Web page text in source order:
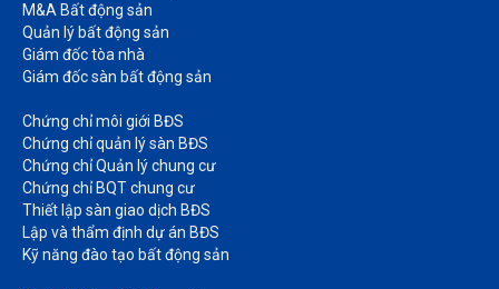
M&A Bất động sản​
Quản lý bất động sản
Giám đốc tòa nhà​
Giám đốc sàn bất động sản
Chứng chỉ môi giới BĐS​
Chứng chỉ quản lý sàn BĐS
Chứng chỉ Quản lý chung cư​
Chứng chỉ BQT chung cư​
Thiết lập sàn giao dịch BĐS​
Lập và thẩm định dự án BĐS​
Kỹ năng đào tạo bất động sản​